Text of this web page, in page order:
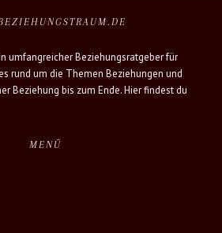
umfangreicher Beziehungsratgeber für
rund um die Themen Beziehungen und
Beziehung bis zum Ende. Hier findest du
MENÜ